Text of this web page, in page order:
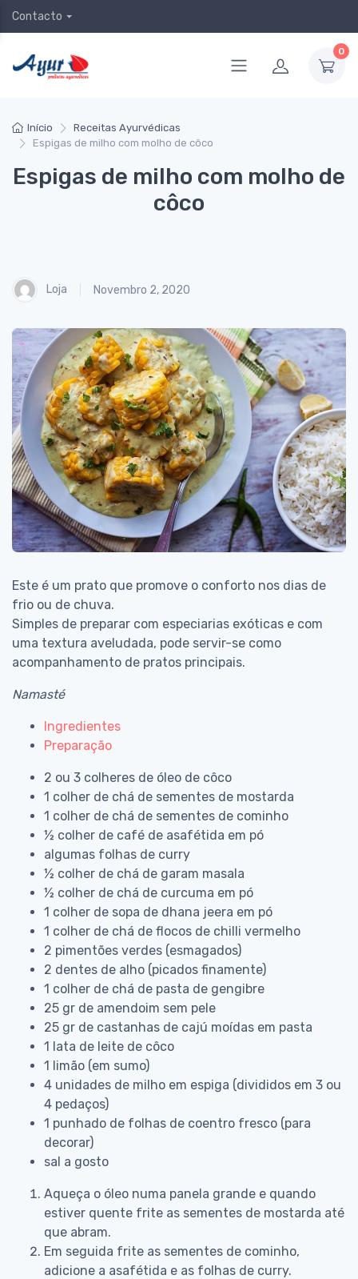
Contacto
0
Início
Receitas Ayurvédicas
Espigas de milho com molho de côco
Espigas de milho com molho de
côco
Loja Novembro 2, 2020
Este é um prato que promove o conforto nos dias de
frio ou de chuva.
Simples de preparar com especiarias exóticas e com
uma textura aveludada, pode servir-se como
acompanhamento de pratos principais.
Namasté
Ingredientes
Preparação
2 ou 3 colheres de óleo de côco
1 colher de chá de sementes de mostarda
1 colher de chá de sementes de cominho
½ colher de café de asafétida em pó
algumas folhas de curry
½ colher de chá de garam masala
½ colher de chá de curcuma em pó
1 colher de sopa de dhana jeera em pó
1 colher de chá de flocos de chilli vermelho
2 pimentões verdes (esmagados)
2 dentes de alho (picados finamente)
1 colher de chá de pasta de gengibre
25 gr de amendoim sem pele
25 gr de castanhas de cajú moídas em pasta
1 lata de leite de côco
1 limão (em sumo)
4 unidades de milho em espiga (divididos em 3 ou
4 pedaços)
1 punhado de folhas de coentro fresco (para
decorar)
sal a gosto
Aqueça o óleo numa panela grande e quando
estiver quente frite as sementes de mostarda até
que abram.
Em seguida frite as sementes de cominho,
adicione a asafétida e as folhas de curry.